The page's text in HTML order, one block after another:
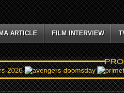
ARTICLE FILM INTERVIEW